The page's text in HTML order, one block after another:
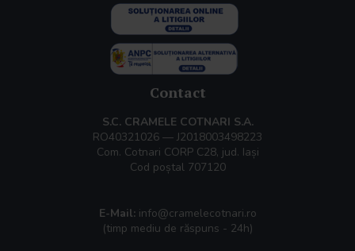
Contact
S.C. CRAMELE COTNARI S.A.
RO40321026 — J2018003498223
Com. Cotnari CORP C28, jud. Iași
Cod poștal 707120
E-Mail: info@cramelecotnari.ro
(timp mediu de răspuns - 24h)